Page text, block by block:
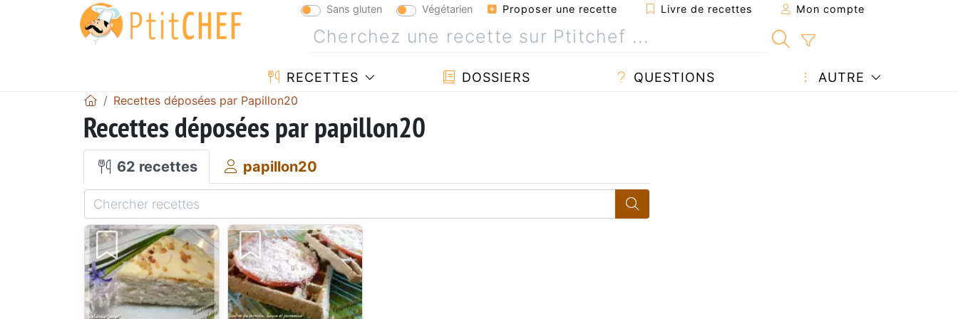
Sans gluten Végétarien Proposer une recette Livre de recettes Mon compte
RECETTES DOSSIERS QUESTIONS AUTRE
Recettes déposées par Papillon20
Recettes déposées par papillon20
62 recettes papillon20